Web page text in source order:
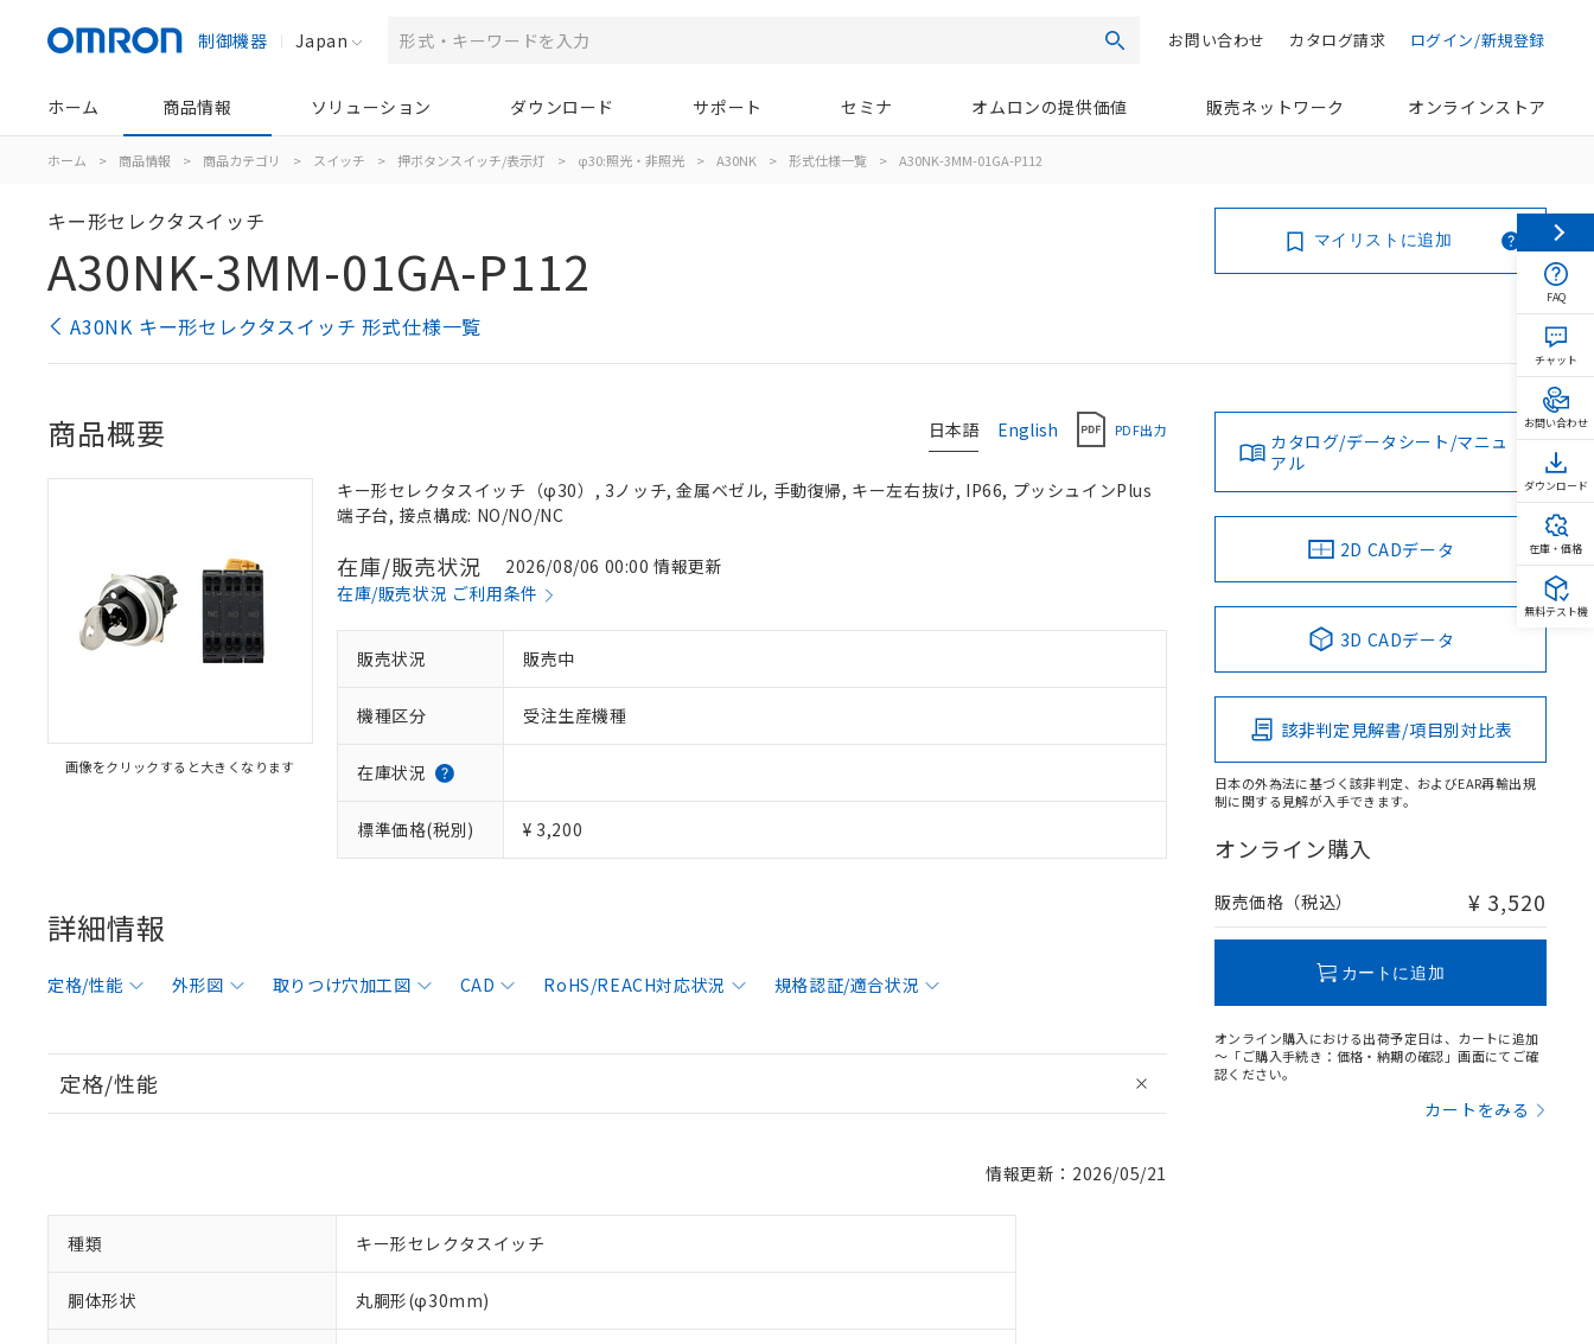
制御機器 Japan 検索 ログイン/新規登録
カタログ請求
お問い合わせ
ホーム 商品情報 ソリューション ダウンロード サポート セミナ オムロンの提供価値 販売ネットワーク オンラインストア
ホーム > 商品情報 > 商品カテゴリ > スイッチ > 押ボタンスイッチ/表示灯 > φ30:照光・非照光 > A30NK > 形式仕様一覧 > A30NK-3MM-01GA-P112
キー形セレクタスイッチ
A30NK-3MM-01GA-P112
A30NK キー形セレクタスイッチ 形式仕様一覧
マイリストに追加
日本語 English PDF出力
商品概要
画像をクリックすると大きくなります
キー形セレクタスイッチ（φ30）, 3ノッチ, 金属ベゼル, 手動復帰, キー左右抜け, IP66, プッシュインPlus
端子台, 接点構成: NO/NO/NC
在庫/販売状況
2026/08/06 00:00 情報更新
在庫/販売状況 ご利用条件
販売状況 販売中
機種区分 受注生産機種
在庫状況
標準価格(税別) ¥ 3,200
詳細情報
定格/性能 外形図 取りつけ穴加工図 CAD RoHS/REACH対応状況 規格認証/適合状況
定格/性能
情報更新：2026/05/21
種類 キー形セレクタスイッチ
胴体形状 丸胴形(φ30mm)
カタログ/データシート/マニュ
アル
2D CADデータ
3D CADデータ
該非判定見解書/項目別対比表
日本の外為法に基づく該非判定、およびEAR再輸出規
制に関する見解が入手できます。
オンライン購入
販売価格（税込） ¥ 3,520
カートに追加
オンライン購入における出荷予定日は、カートに追加
～「ご購入手続き：価格・納期の確認」画面にてご確
認ください。
カートをみる
FAQ
チャット
お問い合わせ
ダウンロード
在庫・価格
無料テスト機